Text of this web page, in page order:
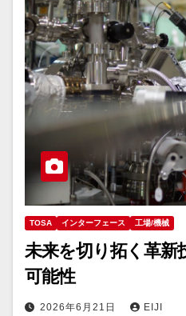
TOSA インターフェース 工場/機械
未来を切り拓く革新
可能性
2026年6月21日 EIJI